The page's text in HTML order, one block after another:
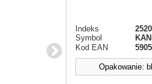
Indeks
Symbol
Kod EAN
Opakowanie: